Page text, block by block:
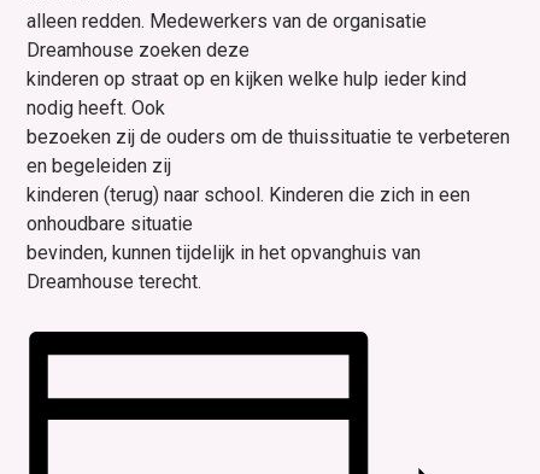
alleen redden. Medewerkers van de organisatie
Dreamhouse zoeken deze
kinderen op straat op en kijken welke hulp ieder kind
nodig heeft. Ook
bezoeken zij de ouders om de thuissituatie te verbeteren
en begeleiden zij
kinderen (terug) naar school. Kinderen die zich in een
onhoudbare situatie
bevinden, kunnen tijdelijk in het opvanghuis van
Dreamhouse terecht.